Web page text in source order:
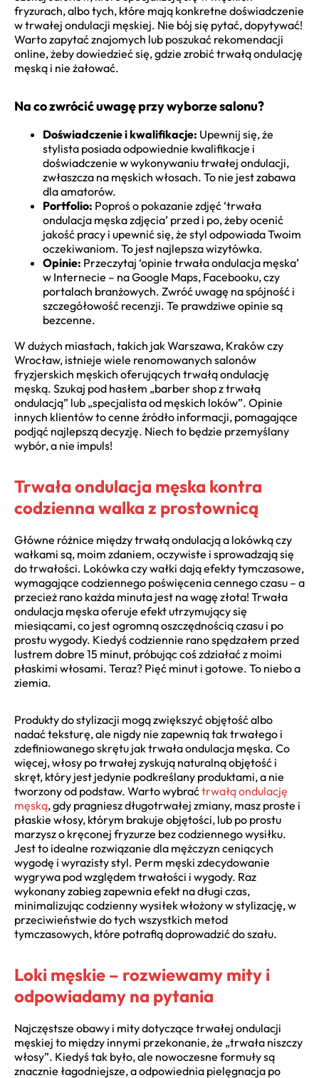
fryzurach, albo tych, które mają konkretne doświadczenie
w trwałej ondulacji męskiej. Nie bój się pytać, dopytywać!
Warto zapytać znajomych lub poszukać rekomendacji
online, żeby dowiedzieć się, gdzie zrobić trwałą ondulację
męską i nie żałować.
Na co zwrócić uwagę przy wyborze salonu?
Doświadczenie i kwalifikacje: Upewnij się, że
stylista posiada odpowiednie kwalifikacje i
doświadczenie w wykonywaniu trwałej ondulacji,
zwłaszcza na męskich włosach. To nie jest zabawa
dla amatorów.
Portfolio: Poproś o pokazanie zdjęć ‘trwała
ondulacja męska zdjęcia’ przed i po, żeby ocenić
jakość pracy i upewnić się, że styl odpowiada Twoim
oczekiwaniom. To jest najlepsza wizytówka.
Opinie: Przeczytaj ‘opinie trwała ondulacja męska’
w Internecie – na Google Maps, Facebooku, czy
portalach branżowych. Zwróć uwagę na spójność i
szczegółowość recenzji. Te prawdziwe opinie są
bezcenne.
W dużych miastach, takich jak Warszawa, Kraków czy
Wrocław, istnieje wiele renomowanych salonów
fryzjerskich męskich oferujących trwałą ondulację
męską. Szukaj pod hasłem „barber shop z trwałą
ondulacją” lub „specjalista od męskich loków”. Opinie
innych klientów to cenne źródło informacji, pomagające
podjąć najlepszą decyzję. Niech to będzie przemyślany
wybór, a nie impuls!
Trwała ondulacja męska kontra
codzienna walka z prostownicą
Główne różnice między trwałą ondulacją a lokówką czy
wałkami są, moim zdaniem, oczywiste i sprowadzają się
do trwałości. Lokówka czy wałki dają efekty tymczasowe,
wymagające codziennego poświęcenia cennego czasu – a
przecież rano każda minuta jest na wagę złota! Trwała
ondulacja męska oferuje efekt utrzymujący się
miesiącami, co jest ogromną oszczędnością czasu i po
prostu wygody. Kiedyś codziennie rano spędzałem przed
lustrem dobre 15 minut, próbując coś zdziałać z moimi
płaskimi włosami. Teraz? Pięć minut i gotowe. To niebo a
ziemia.
Produkty do stylizacji mogą zwiększyć objętość albo
nadać teksturę, ale nigdy nie zapewnią tak trwałego i
zdefiniowanego skrętu jak trwała ondulacja męska. Co
więcej, włosy po trwałej zyskują naturalną objętość i
skręt, który jest jedynie podkreślany produktami, a nie
tworzony od podstaw. Warto wybraćtrwałą ondulację
męską, gdy pragniesz długotrwałej zmiany, masz proste i
płaskie włosy, którym brakuje objętości, lub po prostu
marzysz o kręconej fryzurze bez codziennego wysiłku.
Jest to idealne rozwiązanie dla mężczyzn ceniących
wygodę i wyrazisty styl. Perm męski zdecydowanie
wygrywa pod względem trwałości i wygody. Raz
wykonany zabieg zapewnia efekt na długi czas,
minimalizując codzienny wysiłek włożony w stylizację, w
przeciwieństwie do tych wszystkich metod
tymczasowych, które potrafią doprowadzić do szału.
Loki męskie – rozwiewamy mity i
odpowiadamy na pytania
Najczęstsze obawy i mity dotyczące trwałej ondulacji
męskiej to między innymi przekonanie, że „trwała niszczy
włosy”. Kiedyś tak było, ale nowoczesne formuły są
znacznie łagodniejsze, a odpowiednia pielęgnacja po